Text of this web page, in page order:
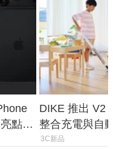
點預
DIKE 推出 V2
整合充電與自
3C新品